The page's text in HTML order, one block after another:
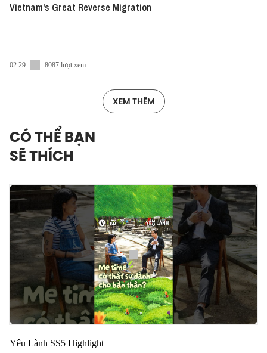
Vietnam's Great Reverse Migration
02:29 8087 lượt xem
XEM THÊM
CÓ THỂ BẠN
SẼ THÍCH
Yêu Lành SS5 Highlight